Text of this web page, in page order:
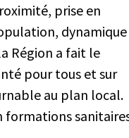
prise en
dynamique
Région a fait le
pour tous et sur
au plan local.
formations